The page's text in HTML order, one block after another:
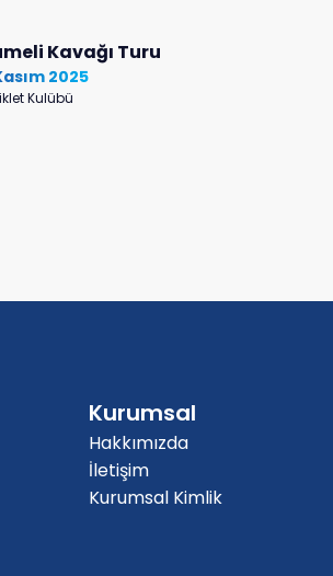
Kavağı Turu
2025
Kulübü
Kurumsal
Hakkımızda
İletişim
Kurumsal Kimlik